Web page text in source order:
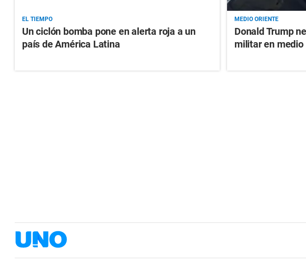
EL TIEMPO
Un ciclón bomba pone en alerta roja a un
país de América Latina
MEDIO ORIENTE
Donald Trump
militar en